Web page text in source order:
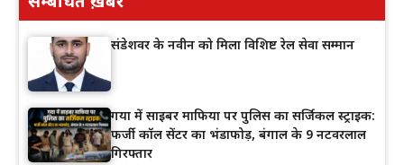
संडेशवर के नवीन को मिला विशिष्ट रेल सेवा सम्मान
गया में साइबर माफिया पर पुलिस का सर्जिकल स्ट्राइक:
फर्जी कॉल सेंटर का भंडाफोड़, बंगाल के 9 नटवरलाल
गिरफ्तार